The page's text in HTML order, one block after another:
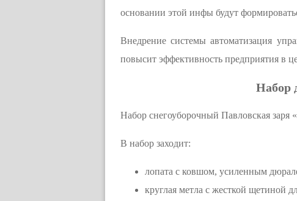
основании этой инфы будут
Внедрение системы автоматизация
повысит эффективность предприятия в
Набор
Набор снегоуборочный Павловская
В набор заходит:
лопата с ковшом, усиленным
круглая метла с жесткой щетиной